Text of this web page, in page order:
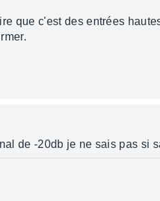
que c'est des entrées
de -20db je ne sais pas si